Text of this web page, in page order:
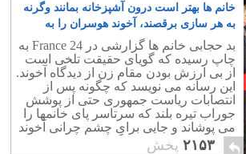
خانم ها بهتر است درون آشپزخانه بمانند وگرنه
به هر سازی برقصند، آخوند هوسران را به
تحریک وا میدارند
بد حجابی خانم ها گزارشی در France 24 به
چاپ رسیده که گویای حقیقت تلخی است
از بی ارزش بودن مقام زن از دیدگاه آخوند.
این رسانه می نویسد که چگونه پس از
انتصابات ریاست جمهوری حتی از پوشش
جوراب تیره بلند که سرتاسر پای خانمها را
می پوشاند و جایی برای چشم چرانی آخوند
نمی ماند نیز ایراد می گیرند.
۲۱۵۳ پخش